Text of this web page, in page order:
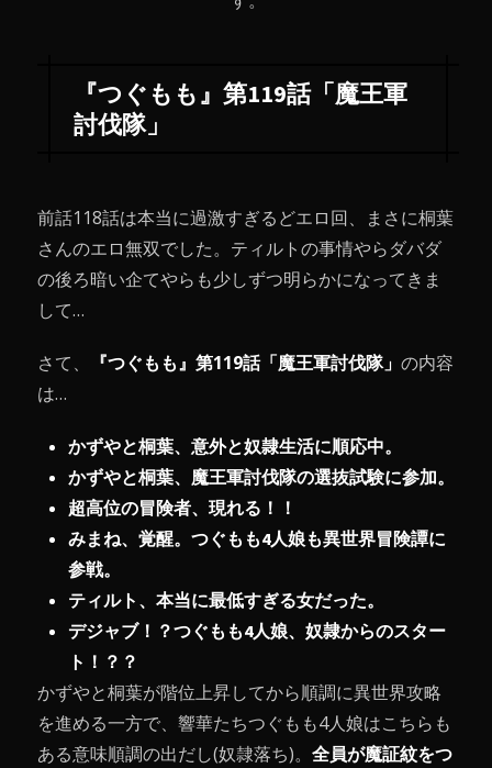
『つぐもも』第119話「魔王軍
討伐隊」
前話118話は本当に過激すぎるどエロ回、まさに桐葉
さんのエロ無双でした。ティルトの事情やらダバダ
の後ろ暗い企てやらも少しずつ明らかになってきま
して…
さて、 『つぐもも』第119話「魔王軍討伐隊」の内容
は…
かずやと桐葉、意外と奴隷生活に順応中。
かずやと桐葉、魔王軍討伐隊の選抜試験に参加。
超高位の冒険者、現れる！！
みまね、覚醒。つぐもも4人娘も異世界冒険譚に
参戦。
ティルト、本当に最低すぎる女だった。
デジャブ！？つぐもも4人娘、奴隷からのスター
ト！？？
かずやと桐葉が階位上昇してから順調に異世界攻略
を進める一方で、響華たちつぐもも4人娘はこちらも
ある意味順調の出だし(奴隷落ち)。全員が魔証紋をつ